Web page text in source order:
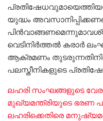
യുദ്ധം
വെടിനിർത്തൽ കരാർ
ആക്രമണം
പലസ്തീനികളുടെ
ലഹരി സംഘങ്ങളുടെ
മുഖ്യമന്ത്രിയുടെ ഭരണ
ലഹരിക്കെതിരെ